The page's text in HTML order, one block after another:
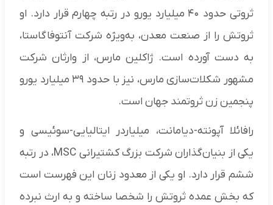
ثروتی حدود ۴۰ میلیارد یورو در رتبه چهارم قرار دارد. او
ثروتش را از صنعت معدن، به‌ویژه شرکت آنتوفاگاستا،
به دست آورده است. ژاکلین مارس، از وارثان شرکت
مشهور شکلات‌سازی مارس، نیز با حدود ۳۹ میلیارد یورو
پنجمین زن ثروتمند جهان است.
رافائلا آپونته-دیامانت، میلیاردر ایتالیایی-سوئیسی و
یکی از بنیان‌گذاران شرکت بزرگ کشتیرانی MSC، در رتبه
ششم قرار دارد. او یکی از معدود زنان این فهرست است
که بخش عمده ثروتش را شخصا ساخته و به ارث نبرده